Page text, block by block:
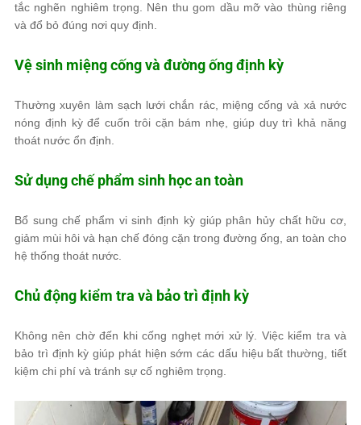
tắc nghẽn nghiêm trọng. Nên thu gom dầu mỡ vào thùng riêng
và đổ bỏ đúng nơi quy định.
Vệ sinh miệng cống và đường ống định kỳ
Thường xuyên làm sạch lưới chắn rác, miệng cống và xả nước
nóng định kỳ để cuốn trôi cặn bám nhẹ, giúp duy trì khả năng
thoát nước ổn định.
Sử dụng chế phẩm sinh học an toàn
Bổ sung chế phẩm vi sinh định kỳ giúp phân hủy chất hữu cơ,
giảm mùi hôi và hạn chế đóng cặn trong đường ống, an toàn cho
hệ thống thoát nước.
Chủ động kiểm tra và bảo trì định kỳ
Không nên chờ đến khi cống nghẹt mới xử lý. Việc kiểm tra và
bảo trì định kỳ giúp phát hiện sớm các dấu hiệu bất thường, tiết
kiệm chi phí và tránh sự cố nghiêm trọng.